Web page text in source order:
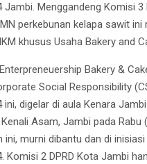
Jambi. Menggandeng Komisi 3
perkebunan kelapa sawit ini
khusus Usaha Bakery and
Bakery &
Social Responsibility
ini, digelar di aula Kenara
Kenali Asam, Jambi pada Rabu
ini, murni dibantu dan di
Komisi 2 DPRD Kota Jambi